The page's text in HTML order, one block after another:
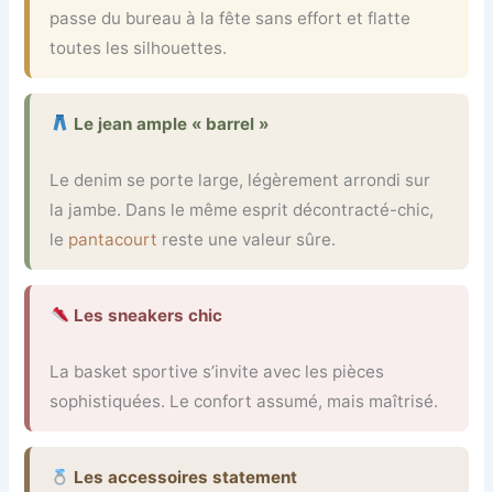
passe du bureau à la fête sans effort et flatte
toutes les silhouettes.
Le jean ample « barrel »
Le denim se porte large, légèrement arrondi sur
la jambe. Dans le même esprit décontracté-chic,
le pantacourt reste une valeur sûre.
Les sneakers chic
La basket sportive s’invite avec les pièces
sophistiquées. Le confort assumé, mais maîtrisé.
Les accessoires statement